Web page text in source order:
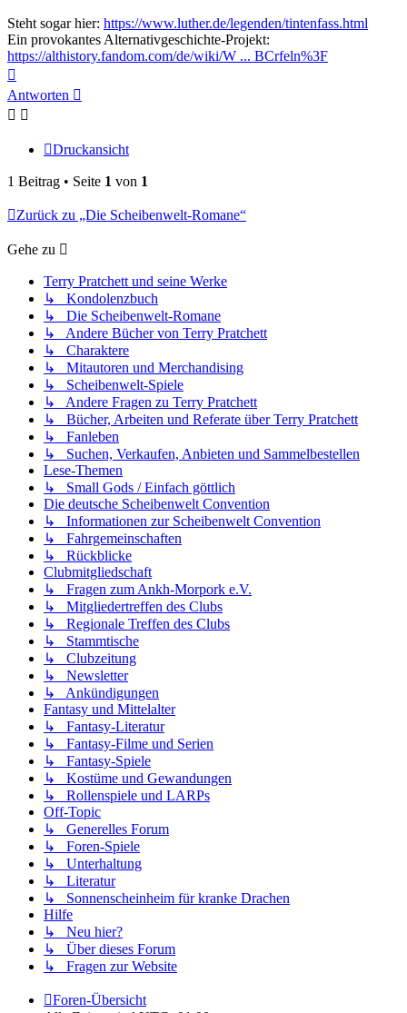
Steht sogar hier: https://www.luther.de/legenden/tintenfass.html
Ein provokantes Alternativgeschichte-Projekt:
https://althistory.fandom.com/de/wiki/W ... BCrfeln%3F
oben
Antworten
Druckansicht
1 Beitrag • Seite 1 von 1
Zurück zu „Die Scheibenwelt-Romane“
Gehe zu
Terry Pratchett und seine Werke
↳ Kondolenzbuch
↳ Die Scheibenwelt-Romane
↳ Andere Bücher von Terry Pratchett
↳ Charaktere
↳ Mitautoren und Merchandising
↳ Scheibenwelt-Spiele
↳ Andere Fragen zu Terry Pratchett
↳ Bücher, Arbeiten und Referate über Terry Pratchett
↳ Fanleben
↳ Suchen, Verkaufen, Anbieten und Sammelbestellen
Lese-Themen
↳ Small Gods / Einfach göttlich
Die deutsche Scheibenwelt Convention
↳ Informationen zur Scheibenwelt Convention
↳ Fahrgemeinschaften
↳ Rückblicke
Clubmitgliedschaft
↳ Fragen zum Ankh-Morpork e.V.
↳ Mitgliedertreffen des Clubs
↳ Regionale Treffen des Clubs
↳ Stammtische
↳ Clubzeitung
↳ Newsletter
↳ Ankündigungen
Fantasy und Mittelalter
↳ Fantasy-Literatur
↳ Fantasy-Filme und Serien
↳ Fantasy-Spiele
↳ Kostüme und Gewandungen
↳ Rollenspiele und LARPs
Off-Topic
↳ Generelles Forum
↳ Foren-Spiele
↳ Unterhaltung
↳ Literatur
↳ Sonnenscheinheim für kranke Drachen
Hilfe
↳ Neu hier?
↳ Über dieses Forum
↳ Fragen zur Website
Foren-Übersicht